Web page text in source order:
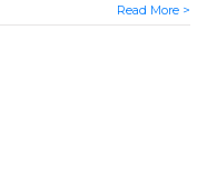
Read More >